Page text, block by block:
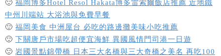
🙂 福岡博多Hotel Resol Hakata博多雷索爾飯店推薦 近地鐵
中州川端站 大浴池與免費早餐
🙂 福岡美食 中洲屋台 必吃的路邊攤美味小吃推薦
🙂 下關唐戶市場吃超便宜海鮮 異國風情門司港一日遊
🙂 岩國景點錦帶橋 日本三大名橋與三大奇橋之美名 再吃100